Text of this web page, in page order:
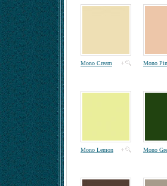
Mono Cream Mono
Mono Lemon Mono